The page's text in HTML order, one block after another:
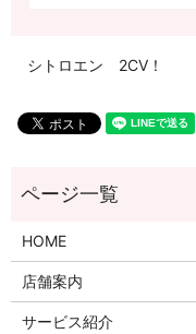
シトロエン 2CV！
HOME
店舗案内
サービス紹介